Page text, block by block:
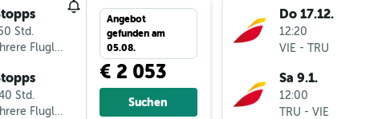
Std.
Fluglinien
Std.
Fluglinien
Angebot
gefunden am
05.08.
€ 2 053
Suchen
Do 17.12.
12:20
VIE - TRU
Sa 9.1.
12:00
TRU - VIE